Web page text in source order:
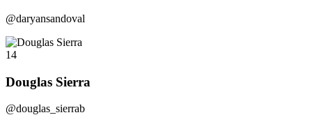
@daryansandoval
14
Douglas Sierra
@douglas_sierrab